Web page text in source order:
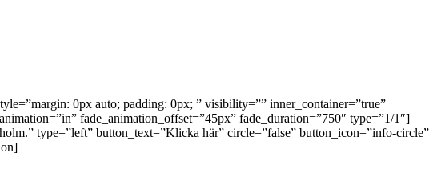
0px auto; padding: 0px; ” visibility=”” inner_container=”true”
fade_animation_offset=”45px” fade_duration=”750″ type=”1/1″]
type=”left” button_text=”Klicka här” circle=”false” button_icon=”info-circle”